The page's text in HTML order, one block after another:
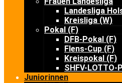
Landesliga
Kreisliga (W)
Pokal (F)
DFB-Pokal (F)
Flens-Cup (F)
Kreispokal (F)
SHFV-LOTTO-
Juniorinnen